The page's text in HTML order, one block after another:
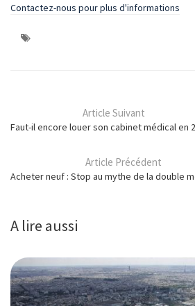
Contactez-nous pour plus d'informations
Article Suivant
Faut-il encore louer son cabinet médical en
Article Précédent
Acheter neuf : Stop au mythe de la double
A lire aussi